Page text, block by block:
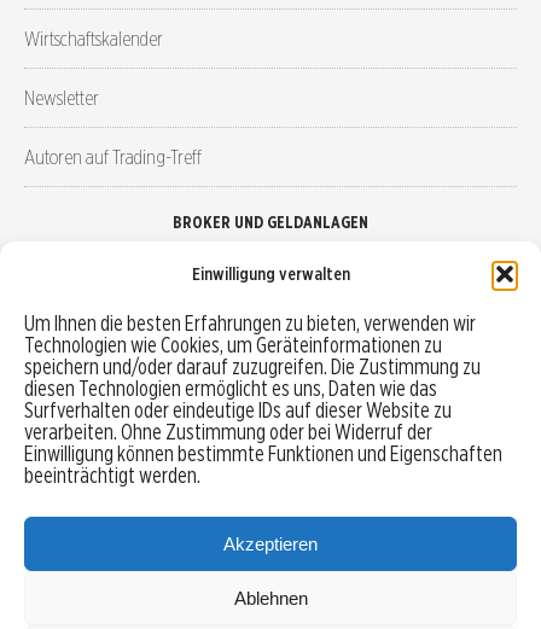
Einwilligung verwalten
Um Ihnen die besten Erfahrungen zu bieten, verwenden wir
Technologien wie Cookies, um Geräteinformationen zu
speichern und/oder darauf zuzugreifen. Die Zustimmung zu
diesen Technologien ermöglicht es uns, Daten wie das
Surfverhalten oder eindeutige IDs auf dieser Website zu
verarbeiten. Ohne Zustimmung oder bei Widerruf der
Einwilligung können bestimmte Funktionen und Eigenschaften
beeinträchtigt werden.
Akzeptieren
Ablehnen
Wirtschaftskalender
Newsletter
Autoren auf Trading-Treff
BROKER UND GELDANLAGEN
Robo-Advisor vergleichen
Depotvergleich
Festgeld vergleichen
Tagesgeld vergleichen